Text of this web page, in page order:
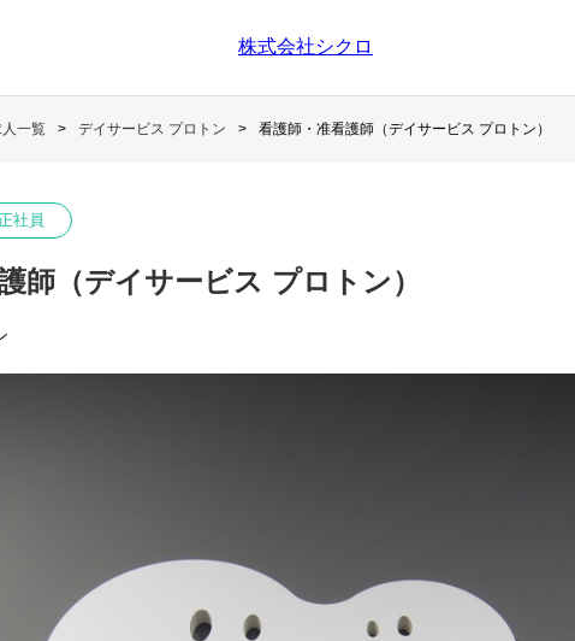
株式会社シクロ
一覧 デイサービス プロトン 看護師・准看護師（デイサービス プロトン）
社員
師（デイサービス プロトン）